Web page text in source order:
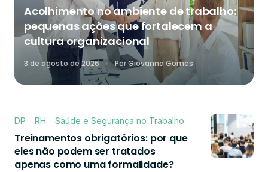
Acolhimento no ambiente de trabalho:
pequenas ações que fortalecem a
cultura organizacional
3 de agosto de 2026 PorGiovanna Gomes
DP RH Saúde e Segurança no Trabalho
Treinamentos obrigatórios: por que
eles não podem ser tratados
apenas como uma formalidade?